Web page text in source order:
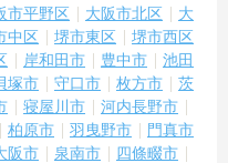
市平野区 大阪市北区
大
中区 堺市東区
堺市西区
岸和田市 豊中市
池田
塚市 守口市 枚方市
茨
寝屋川市
河内長野市
柏原市 羽曳野市
門真市
阪市 泉南市
四條畷市